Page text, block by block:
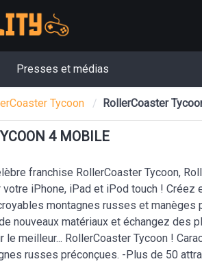
Presses et médias
Tycoon RollerCoaster
4 MOBILE
franchise RollerCoaster Tycoon,
iPhone, iPad et iPod touch ! Créez
montagnes russes et
nouveaux matériaux et échangez des
le meilleur... RollerCoaster Tycoon !
russes préconçues. -Plus de 50